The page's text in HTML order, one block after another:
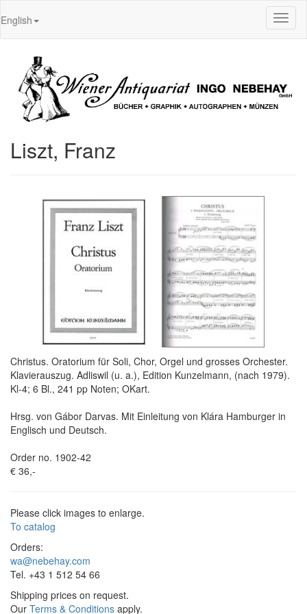
English
Liszt, Franz
Christus. Oratorium für Soli, Chor, Orgel und grosses Orchester.
Klavierauszug. Adliswil (u. a.), Edition Kunzelmann, (nach 1979).
Kl-4; 6 Bl., 241 pp Noten; OKart.
Hrsg. von Gábor Darvas. Mit Einleitung von Klára Hamburger in
Englisch und Deutsch.
Order no. 1902-42
€ 36,-
Please click images to enlarge.
To catalog
Orders:
wa@nebehay.com
Tel. +43 1 512 54 66
Shipping prices on request.
Our Terms & Conditions apply.